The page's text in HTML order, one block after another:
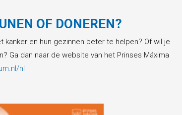
OF DONEREN?
kanker en hun gezinnen beter te helpen? Of wil je
Ga dan naar de website van het Prinses Máxima
nl